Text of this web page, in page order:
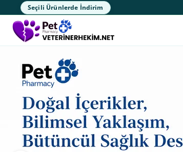
Seçili Ürünlerde İndirim